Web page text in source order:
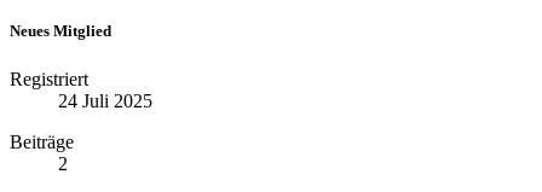
Neues Mitglied
Registriert
24 Juli 2025
Beiträge
2